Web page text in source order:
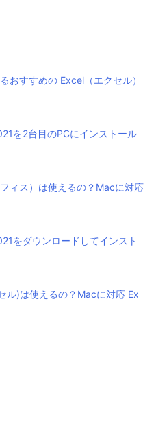
おすすめの Excel（エクセル）
を2台目のPCにインストール
ィス）は使えるの？Macに対応
をダウンロードしてインスト
ル)は使えるの？Macに対応 Ex